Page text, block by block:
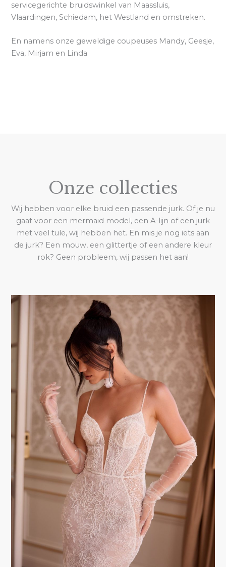
servicegerichte bruidswinkel van Maassluis,
Vlaardingen, Schiedam, het Westland en omstreken.
En namens onze geweldige coupeuses Mandy, Geesje,
Eva, Mirjam en Linda
Onze collecties
Wij hebben voor elke bruid een passende jurk. Of je nu
gaat voor een mermaid model, een A-lijn of een jurk
met veel tule, wij hebben het. En mis je nog iets aan
de jurk? Een mouw, een glittertje of een andere kleur
rok? Geen probleem, wij passen het aan!